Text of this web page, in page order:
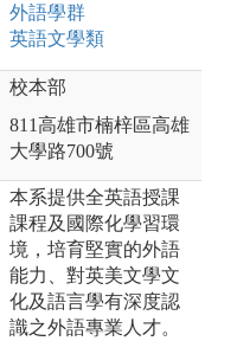
外語學群
英語文學類
校本部
811高雄市楠梓區高雄
大學路700號
本系提供全英語授課
課程及國際化學習環
境，培育堅實的外語
能力、對英美文學文
化及語言學有深度認
識之外語專業人才。